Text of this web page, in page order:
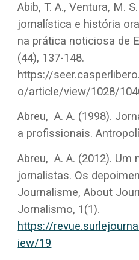
Abib, T. A., Ventura, M.
jornalística e história
na prática noticiosa de
(44), 137-148.
https://
o/article/view/1028/
Abreu, A. A. (1998).
a profissionais.
Abreu, A. A. (2012). Um
jornalistas. Os
Journalisme, About
Jornalismo, 1(1).
https://
iew/19